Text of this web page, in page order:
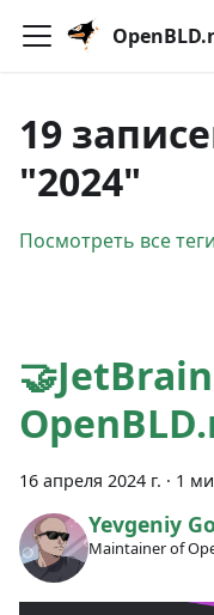
19
"2024"
Посмотреть все теги
16 апреля 2024 г. · 1
Yevgeniy
Maintainer of